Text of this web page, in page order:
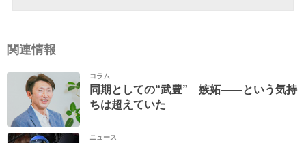
関連情報
コラム
同期としての“武豊” 嫉妬――という気持
ちは超えていた
ニュース